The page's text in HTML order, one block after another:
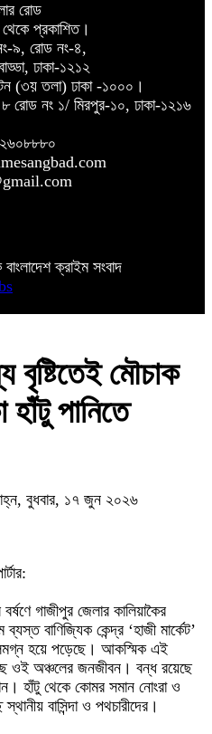
রোড
প্রকাশিত।
৯, রোড নং-৪,
ঢাকা-১২১২
(৩য় তলা) ঢাকা -১০০০।
৮ রোড নং ১/ মিরপুর-১০, ঢাকা-১২১৬
ক্রাইম সংবাদ
বৃষ্টিতেই মৌচাক
হাঁটু পানিতে
বুধবার, ১৭ জুন ২০২৬
গাজীপুর জেলার কালিয়াকৈর
বাণিজ্যিক কেন্দ্র ‘হাজী মার্কেট’
হয়ে পড়েছে। আকস্মিক এই
ওই অঞ্চলের জনজীবন। বন্ধ রয়েছে
হাঁটু থেকে কোমর সমান নোংরা ও
বাসিন্দা ও পথচারীদের।